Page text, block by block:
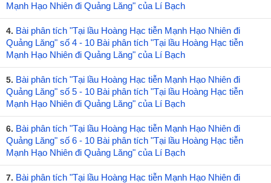
Mạnh Hạo Nhiên đi Quảng Lăng" của Lí Bạch
4. Bài phân tích "Tại lầu Hoàng Hạc tiễn Mạnh Hạo Nhiên đi
Quảng Lăng" số 4 - 10 Bài phân tích "Tại lầu Hoàng Hạc tiễn
Mạnh Hạo Nhiên đi Quảng Lăng" của Lí Bạch
5. Bài phân tích "Tại lầu Hoàng Hạc tiễn Mạnh Hạo Nhiên đi
Quảng Lăng" số 5 - 10 Bài phân tích "Tại lầu Hoàng Hạc tiễn
Mạnh Hạo Nhiên đi Quảng Lăng" của Lí Bạch
6. Bài phân tích "Tại lầu Hoàng Hạc tiễn Mạnh Hạo Nhiên đi
Quảng Lăng" số 6 - 10 Bài phân tích "Tại lầu Hoàng Hạc tiễn
Mạnh Hạo Nhiên đi Quảng Lăng" của Lí Bạch
7. Bài phân tích "Tại lầu Hoàng Hạc tiễn Mạnh Hạo Nhiên đi